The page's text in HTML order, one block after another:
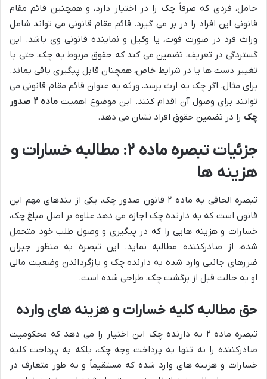
حامل، فردی که صرفاً چک را در اختیار دارد، و همچنین قائم مقام
قانونی این افراد را در بر می گیرد. قائم مقام قانونی می تواند شامل
وراث فرد در صورت فوت، یا وکیل و نماینده قانونی وی باشد. این
گستردگی در تعریف، تضمین می کند که حقوق مربوط به چک، حتی با
تغییر دست ها یا در شرایط خاص، همچنان قابل پیگیری باقی بماند.
برای مثال، اگر چک به ارث برسد، ورثه به عنوان قائم مقام قانونی می
توانند برای وصول آن اقدام کنند. این موضوع اهمیت
ماده ۲ صدور
چک را در تضمین حقوق افراد نشان می دهد.
جزئیات تبصره ماده ۲: مطالبه خسارات و
هزینه ها
تبصره الحاقی به ماده ۲ قانون صدور چک، یکی از بندهای مهم این
قانون است که به دارنده چک اجازه می دهد علاوه بر اصل مبلغ چک،
خسارات و هزینه هایی را که در پیگیری و وصول طلب خود متحمل
شده، از صادرکننده مطالبه نماید. این تبصره به منظور جبران
ضررهای جانبی وارد شده به دارنده چک و بازگرداندن وضعیت مالی
او به حالت قبل از برگشت چک، طراحی شده است.
حق مطالبه کلیه خسارات و هزینه های وارده
تبصره ماده ۲ به دارنده چک این اختیار را می دهد که محکومیت
صادرکننده را نه تنها به پرداخت وجه چک، بلکه به پرداخت کلیه
خسارات و هزینه های وارد شده که مستقیماً و به طور متعارف در